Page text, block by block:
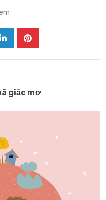
LinkedInPinterest
giấc mơ